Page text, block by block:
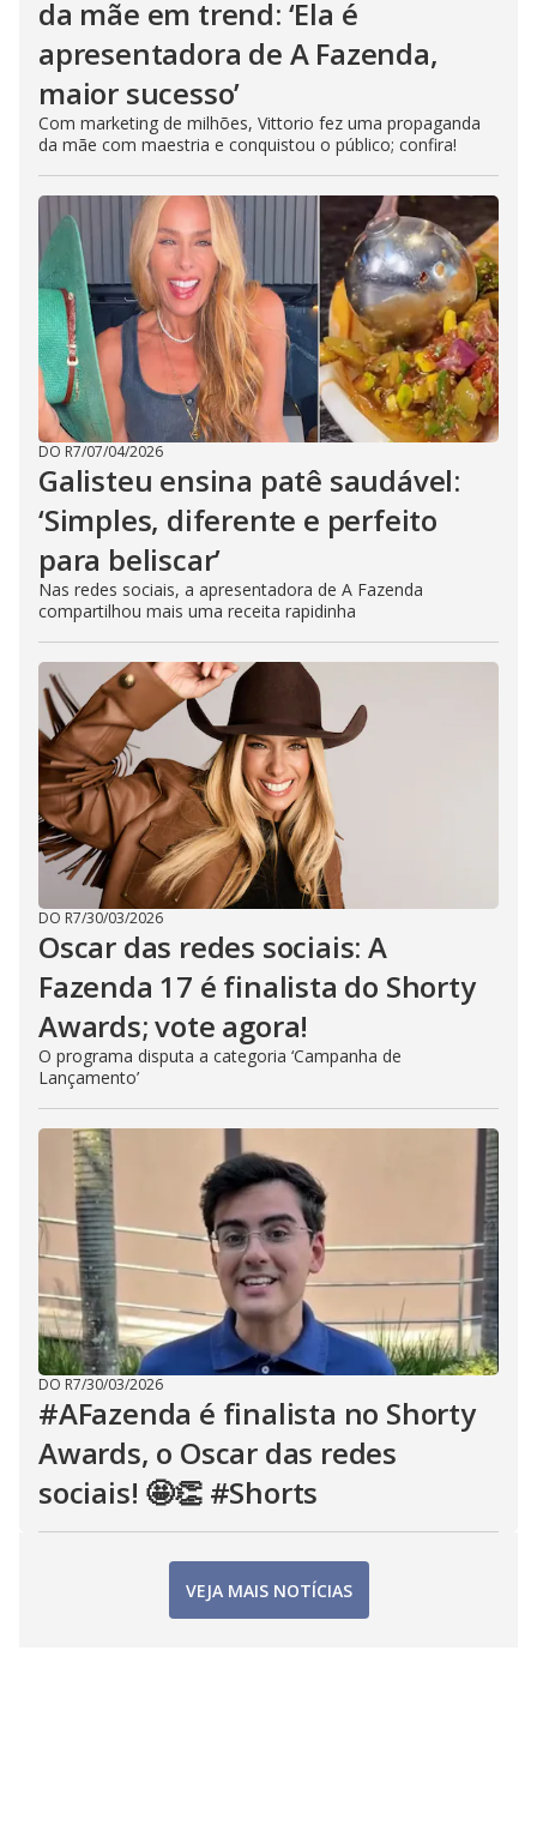
da mãe em trend: ‘Ela é
apresentadora de A Fazenda,
maior sucesso’
Com marketing de milhões, Vittorio fez uma propaganda
da mãe com maestria e conquistou o público; confira!
DO R7/07/04/2026
Galisteu ensina patê saudável:
‘Simples, diferente e perfeito
para beliscar’
Nas redes sociais, a apresentadora de A Fazenda
compartilhou mais uma receita rapidinha
DO R7/30/03/2026
Oscar das redes sociais: A
Fazenda 17 é finalista do Shorty
Awards; vote agora!
O programa disputa a categoria ‘Campanha de
Lançamento’
DO R7/30/03/2026
#AFazenda é finalista no Shorty
Awards, o Oscar das redes
sociais! 🤩👏 #Shorts
VEJA MAIS NOTÍCIAS